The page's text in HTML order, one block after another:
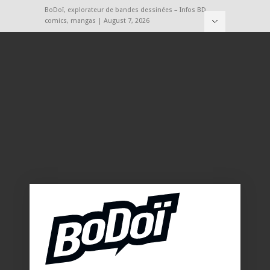
BoDoï, explorateur de bandes dessinées – Infos BD,
comics, mangas | August 7, 2026